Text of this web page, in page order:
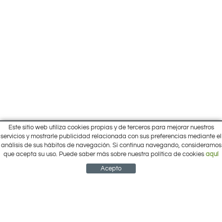
Inicio
Ofertas
Marcas
Pol. Cantalgallo Calle A Naves 10-12
ARACENA (Huelva)
959 12 63 64
info@electrobricogarden.com
CUENTA CESTA
Este sitio web utiliza cookies propias y de terceros para mejorar nuestros
servicios y mostrarle publicidad relacionada con sus preferencias mediante el
análisis de sus hábitos de navegación. Si continua navegando, consideramos
que acepta su uso. Puede saber más sobre nuestra política de cookies aquí
Acepto